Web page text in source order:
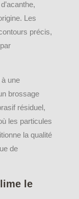
Les
précis,
une
brossage
résiduel,
les particules
la qualité
de
le